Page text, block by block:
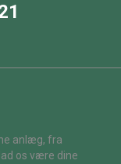
anlæg, fra
os være dine